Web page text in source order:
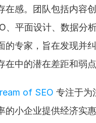
在感。团队包括内容创
、平面设计、数据分
的专家，旨在发现并
在中的潜在差距和弱点
of SEO 专注于为
的小企业提供经济实